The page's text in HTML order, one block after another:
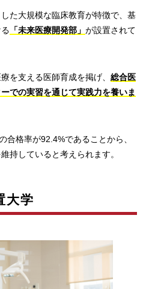
た大規模な臨床教育が特徴で、基
「未来医療開発部」 が設置されて
を支える医師育成を掲げ、 総合医
での実習を通じて実践力を養いま
合格率が92.4%であることから、
持していると考えられます。
大学